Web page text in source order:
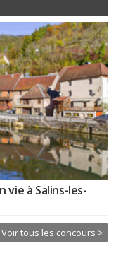
vie à Salins-les-
Voir tous les concours >